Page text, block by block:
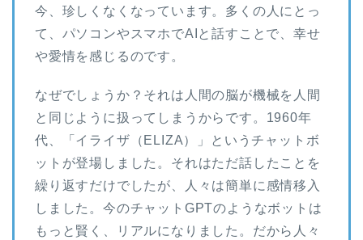
今、珍しくなくなっています。多くの人にとっ
て、パソコンやスマホでAIと話すことで、幸せ
や愛情を感じるのです。
なぜでしょうか？それは人間の脳が機械を人間
と同じように扱ってしまうからです。1960年
代、「イライザ（ELIZA）」というチャットボ
ットが登場しました。それはただ話したことを
繰り返すだけでしたが、人々は簡単に感情移入
しました。今のチャットGPTのようなボットは
もっと賢く、リアルになりました。だから人々